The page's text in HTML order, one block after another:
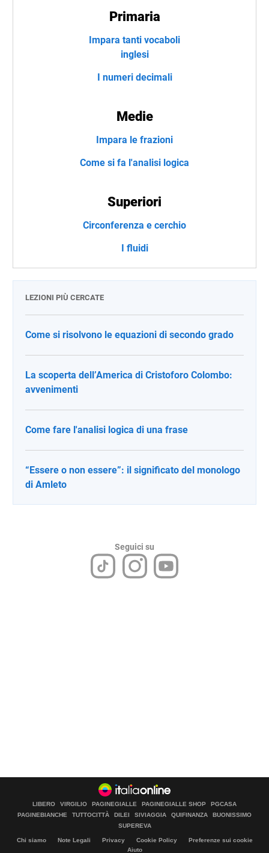
Primaria
Impara tanti vocaboli
inglesi
I numeri decimali
Medie
Impara le frazioni
Come si fa l'analisi logica
Superiori
Circonferenza e cerchio
I fluidi
LEZIONI PIÙ CERCATE
Come si risolvono le equazioni di secondo grado
La scoperta dell’America di Cristoforo Colombo:
avvenimenti
Come fare l'analisi logica di una frase
“Essere o non essere”: il significato del monologo
di Amleto
Seguici su
LIBERO VIRGILIO PAGINEGIALLE PAGINEGIALLE SHOP
PGCASA
PAGINEBIANCHE
TUTTOCITTÀ DILEI SIVIAGGIA QUIFINANZA
BUONISSIMO
SUPEREVA
Chi siamo Note Legali Privacy Cookie Policy
Preferenze sui cookie
Aiuto